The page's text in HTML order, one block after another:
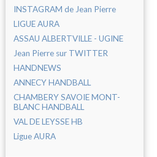
INSTAGRAM de Jean Pierre
LIGUE AURA
ASSAU ALBERTVILLE - UGINE
Jean Pierre sur TWITTER
HANDNEWS
ANNECY HANDBALL
CHAMBERY SAVOIE MONT-
BLANC HANDBALL
VAL DE LEYSSE HB
Ligue AURA